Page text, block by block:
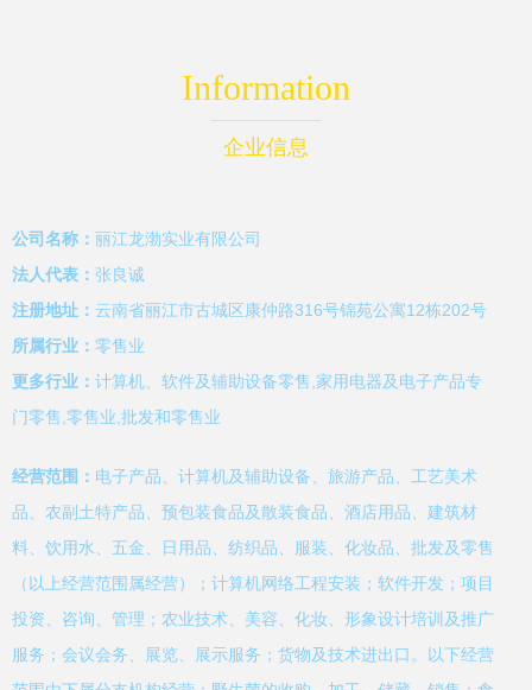
Information
企业信息
公司名称： 丽江龙渤实业有限公司
法人代表： 张良诚
注册地址： 云南省丽江市古城区康仲路316号锦苑公寓12栋202号
所属行业： 零售业
更多行业： 计算机、软件及辅助设备零售,家用电器及电子产品专
门零售,零售业,批发和零售业
经营范围： 电子产品、计算机及辅助设备、旅游产品、工艺美术
品、农副土特产品、预包装食品及散装食品、酒店用品、建筑材
料、饮用水、五金、日用品、纺织品、服装、化妆品、批发及零售
（以上经营范围属经营）；计算机网络工程安装；软件开发；项目
投资、咨询、管理；农业技术、美容、化妆、形象设计培训及推广
服务；会议会务、展览、展示服务；货物及技术进出口。以下经营